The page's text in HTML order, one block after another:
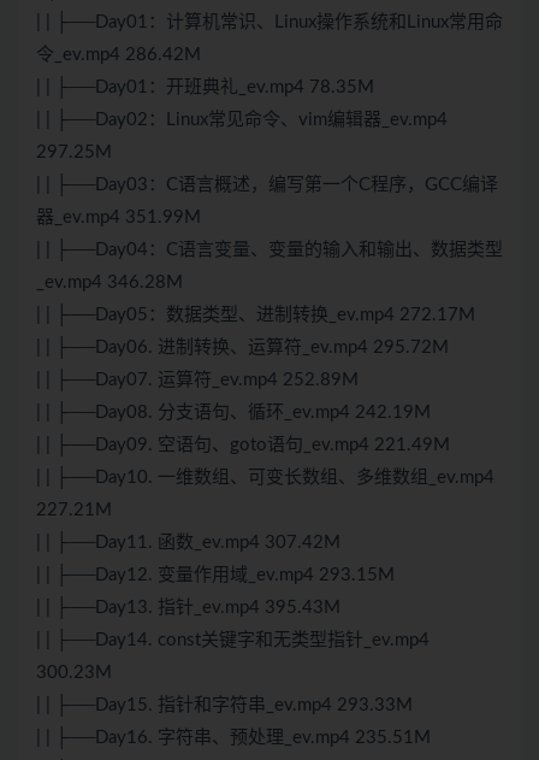
| | ├──Day01：计算机常识、Linux操作系统和Linux常用命
令_ev.mp4 286.42M
| | ├──Day01：开班典礼_ev.mp4 78.35M
| | ├──Day02：Linux常见命令、vim编辑器_ev.mp4
297.25M
| | ├──Day03：C语言概述，编写第一个C程序，GCC编译
器_ev.mp4 351.99M
| | ├──Day04：C语言变量、变量的输入和输出、数据类型
_ev.mp4 346.28M
| | ├──Day05：数据类型、进制转换_ev.mp4 272.17M
| | ├──Day06. 进制转换、运算符_ev.mp4 295.72M
| | ├──Day07. 运算符_ev.mp4 252.89M
| | ├──Day08. 分支语句、循环_ev.mp4 242.19M
| | ├──Day09. 空语句、goto语句_ev.mp4 221.49M
| | ├──Day10. 一维数组、可变长数组、多维数组_ev.mp4
227.21M
| | ├──Day11. 函数_ev.mp4 307.42M
| | ├──Day12. 变量作用域_ev.mp4 293.15M
| | ├──Day13. 指针_ev.mp4 395.43M
| | ├──Day14. const关键字和无类型指针_ev.mp4
300.23M
| | ├──Day15. 指针和字符串_ev.mp4 293.33M
| | ├──Day16. 字符串、预处理_ev.mp4 235.51M